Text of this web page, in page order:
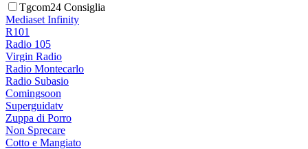
Tgcom24 Consiglia
Mediaset Infinity
R101
Radio 105
Virgin Radio
Radio Montecarlo
Radio Subasio
Comingsoon
Superguidatv
Zuppa di Porro
Non Sprecare
Cotto e Mangiato